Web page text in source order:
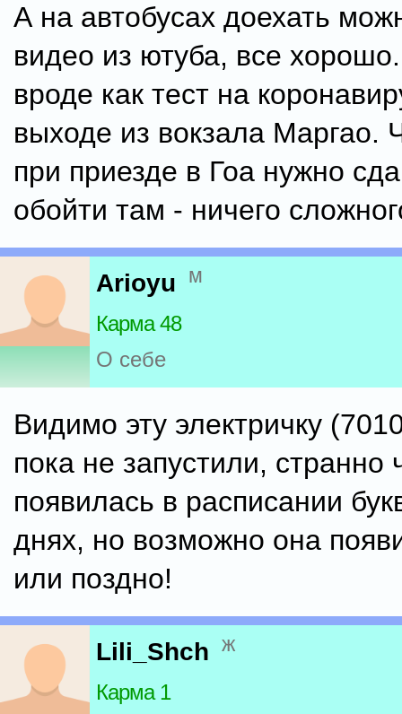
А на автобусах доехать
видео из ютуба, все
вроде как тест на
выходе из вокзала Маргао.
при приезде в Гоа нужно
обойти там - ничего
Arioyu м
Карма 48
О себе
Видимо эту электричку
пока не запустили, странно
появилась в расписании
днях, но возможно она
или поздно!
Lili_Shch ж
Карма 1